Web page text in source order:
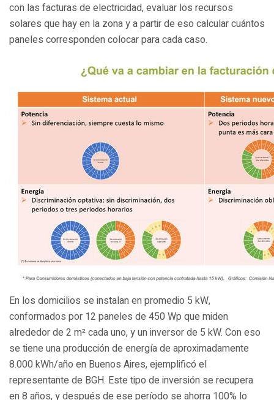
con las facturas de electricidad, evaluar los recursos
solares que hay en la zona y a partir de eso calcular cuántos
paneles corresponden colocar para cada caso.
En los domicilios se instalan en promedio 5 kW,
conformados por 12 paneles de 450 Wp que miden
alrededor de 2 m² cada uno, y un inversor de 5 kW. Con eso
se tiene una producción de energía de aproximadamente
8.000 kWh/año en Buenos Aires, ejemplificó el
representante de BGH. Este tipo de inversión se recupera
en 8 años, y después de ese período se ahorra 100% lo